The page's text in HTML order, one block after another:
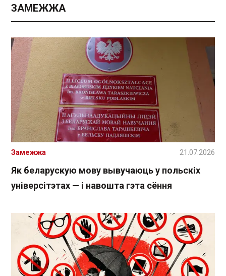
ЗАМЕЖЖА
Як беларускую мову вывучаюць у польскіх
універсітэтах — і навошта гэта сёння
Замежжа 21.07.2026